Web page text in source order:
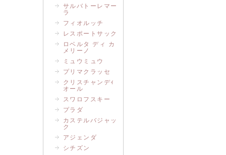
サルバトーレマー
ラ
フィオルッチ
レスポートサック
ロベルタ ディ カ
メリーノ
ミュウミュウ
プリマクラッセ
クリスチャンデｨ
オール
スワロフスキー
プラダ
カステルバジャッ
ク
アジェンダ
シチズン